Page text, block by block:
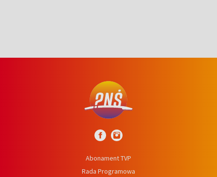
Abonament TVP
Rada Programowa